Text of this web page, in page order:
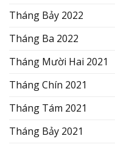
Tháng Bảy 2022
Tháng Ba 2022
Tháng Mười Hai 2021
Tháng Chín 2021
Tháng Tám 2021
Tháng Bảy 2021